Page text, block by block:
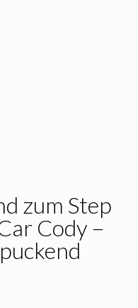
zum Step
Cody –